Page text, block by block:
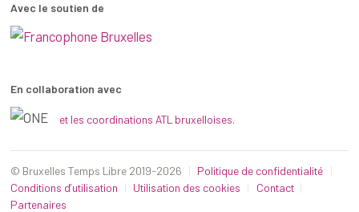
Avec le soutien de
En collaboration avec
et les coordinations ATL bruxelloises.
© Bruxelles Temps Libre 2019-2026
Politique de confidentialité
Conditions d’utilisation
Utilisation des cookies
Contact
Partenaires